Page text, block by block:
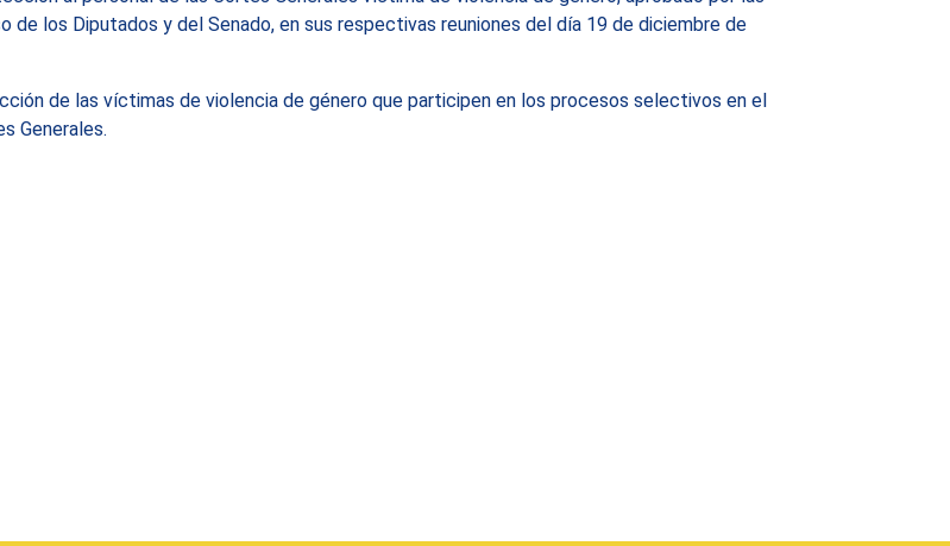
de los Diputados y del Senado, en sus respectivas reuniones del día 19 de diciembre de
de las víctimas de violencia de género que participen en los procesos selectivos en el
Generales.